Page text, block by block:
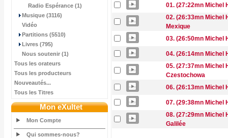
Radio Espérance (1)
Musique (3116)
Vidéo
Partitions (5510)
Livres (795)
Nous soutenir (1)
Tous les orateurs
Tous les producteurs
Nouveautés...
Tous les Titres
Mon eXultet
Mon Compte
Qui sommes-nous?
01. (27:22mn Michel
02. (26:33mn Michel
Mexique
03. (26:50mn Michel
04. (26:14mn Michel
05. (27:37mn Michel
Czestochowa
06. (26:13mn Michel
07. (29:38mn Michel
08. (27:29mn Michel
Galilée